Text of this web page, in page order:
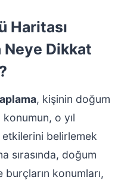
Haritası
Neye Dikkat
, kişinin doğum
o yıl
belirlemek
sırasında, doğum
konumları,